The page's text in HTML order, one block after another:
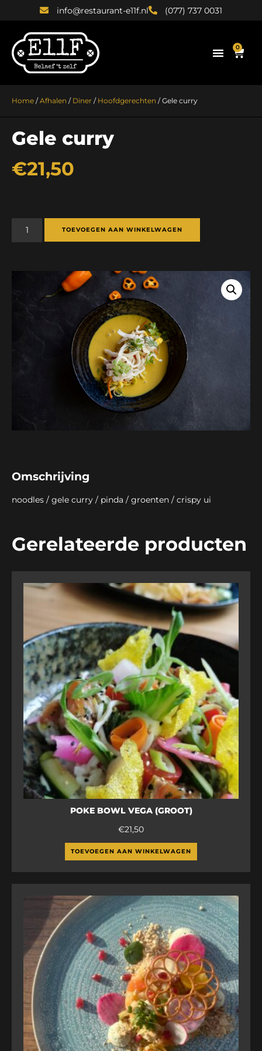
info@restaurant-e11f.nl (077) 737 0031
0
Home /Afhalen / Diner / Hoofdgerechten / Gele curry
Gele curry
€21,50
TOEVOEGEN AAN WINKELWAGEN
Omschrijving
noodles / gele curry / pinda / groenten / crispy ui
Gerelateerde producten
POKE BOWL VEGA (GROOT)
€21,50
TOEVOEGEN AAN WINKELWAGEN